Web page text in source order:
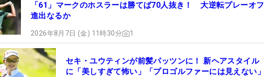
「61」マークのホスラーは勝てば70人抜き！ 大逆転プレーオフ
進出なるか
2026年8月7日 (金) 11時30分 1
セキ・ユウティンが前髪パッツンに！ 新ヘアスタイル
に「美しすぎて怖い」「プロゴルファーには見えない」